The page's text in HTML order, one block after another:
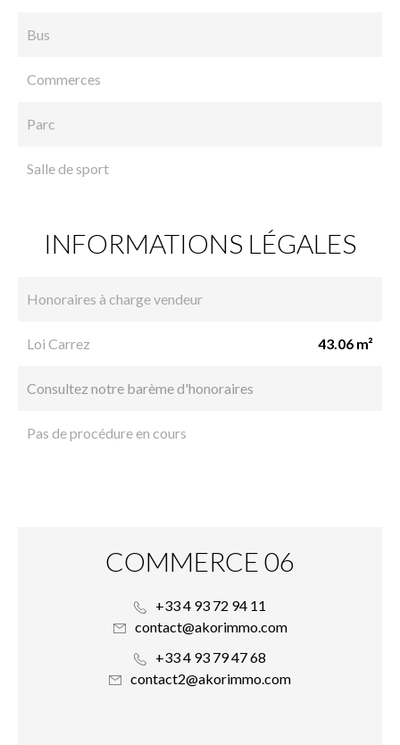
Bus
Commerces
Parc
Salle de sport
INFORMATIONS LÉGALES
Honoraires à charge vendeur
Loi Carrez 43.06 m²
Consultez notre barème d'honoraires
Pas de procédure en cours
COMMERCE 06
+33 4 93 72 94 11
contact@akorimmo.com
+33 4 93 79 47 68
contact2@akorimmo.com